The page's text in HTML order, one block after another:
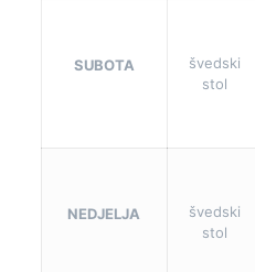
SUBOTA
švedski
stol
NEDJELJA
švedski
stol